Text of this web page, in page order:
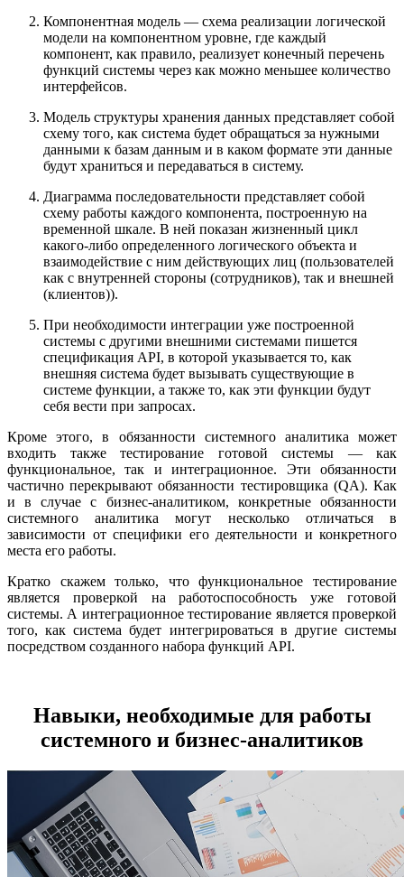
Компонентная модель — схема реализации логической
модели на компонентном уровне, где каждый
компонент, как правило, реализует конечный перечень
функций системы через как можно меньшее количество
интерфейсов.
Модель структуры хранения данных представляет собой
схему того, как система будет обращаться за нужными
данными к базам данным и в каком формате эти данные
будут храниться и передаваться в систему.
Диаграмма последовательности представляет собой
схему работы каждого компонента, построенную на
временной шкале. В ней показан жизненный цикл
какого-либо определенного логического объекта и
взаимодействие с ним действующих лиц (пользователей
как с внутренней стороны (сотрудников), так и внешней
(клиентов)).
При необходимости интеграции уже построенной
системы с другими внешними системами пишется
спецификация API, в которой указывается то, как
внешняя система будет вызывать существующие в
системе функции, а также то, как эти функции будут
себя вести при запросах.
Кроме этого, в обязанности системного аналитика может
входить также тестирование готовой системы — как
функциональное, так и интеграционное. Эти обязанности
частично перекрывают обязанности тестировщика (QA). Как
и в случае с бизнес-аналитиком, конкретные обязанности
системного аналитика могут несколько отличаться в
зависимости от специфики его деятельности и конкретного
места его работы.
Кратко скажем только, что функциональное тестирование
является проверкой на работоспособность уже готовой
системы. А интеграционное тестирование является проверкой
того, как система будет интегрироваться в другие системы
посредством созданного набора функций API.
Навыки, необходимые для работы
системного и бизнес-аналитиков